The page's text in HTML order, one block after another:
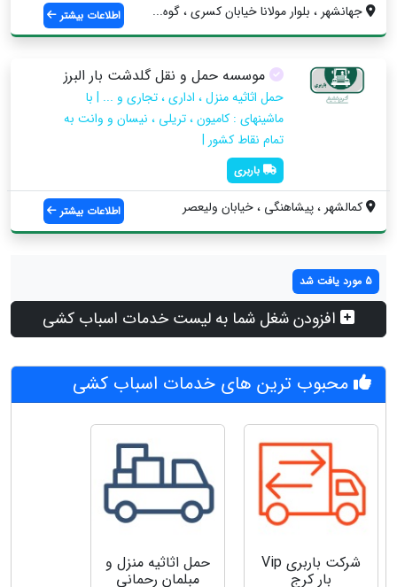
جهانشهر ، بلوار مولانا خیابان کسری ، گوه... اطلاعات بیشتر
موسسه حمل و نقل گلدشت بار البرز
حمل اثاثیه منزل ، اداری ، تجاری و ... | با
ماشینهای : کامیون ، تریلی ، نیسان و وانت به
تمام نقاط کشور |
باربری
کمالشهر ، پیشاهنگی ، خیابان ولیعصر اطلاعات بیشتر
5 مورد یافت شد
افزودن شغل شما به لیست خدمات اسباب کشی
محبوب ترین های خدمات اسباب کشی
شرکت باربری ‌Vip
بار کرج
حمل اثاثیه منزل و
مبلمان رحمانی